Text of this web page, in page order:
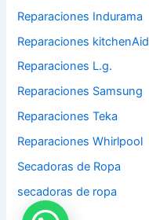
Reparaciones Indurama
Reparaciones kitchenAid
Reparaciones L.g.
Reparaciones Samsung
Reparaciones Teka
Reparaciones Whirlpool
Secadoras de Ropa
secadoras de ropa